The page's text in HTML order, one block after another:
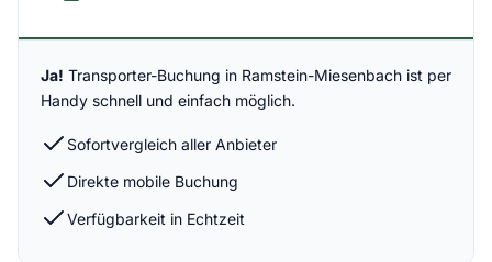
Ja! Transporter-Buchung in Ramstein-Miesenbach ist per
Handy schnell und einfach möglich.
Sofortvergleich aller Anbieter
Direkte mobile Buchung
Verfügbarkeit in Echtzeit